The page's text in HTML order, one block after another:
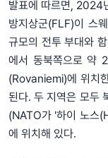
발표에 따르면, 2024
방지상군(FLF)이 스
규모의 전투 부대와
에서 동북쪽으로 약
(Rovaniemi)에 위치
된다. 두 지역은 모두
(NATO가 '하이 노스
에 위치해 있다.